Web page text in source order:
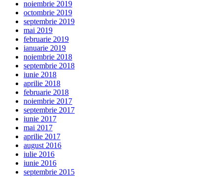
noiembrie 2019
octombrie 2019
septembrie 2019
mai 2019
februarie 2019
ianuarie 2019
noiembrie 2018
septembrie 2018
iunie 2018
aprilie 2018
februarie 2018
noiembrie 2017
septembrie 2017
iunie 2017
mai 2017
aprilie 2017
august 2016
iulie 2016
iunie 2016
septembrie 2015